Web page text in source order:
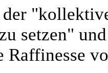
setzen"
Raffinesse